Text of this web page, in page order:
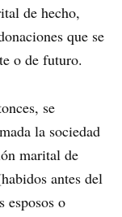
de hecho,
que se
o de futuro.
se
la sociedad
marital de
antes del
esposos o